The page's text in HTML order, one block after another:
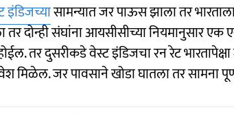
इंडिजच्यासामन्यात जर पाऊस झाला तर
तर दोन्ही संघांना आयसीसीच्या नियमानुसार
तर दुसरीकडे वेस्ट इंडिजचा रन रेट
मिळेल. जर पावसाने खोडा घातला तर सामना